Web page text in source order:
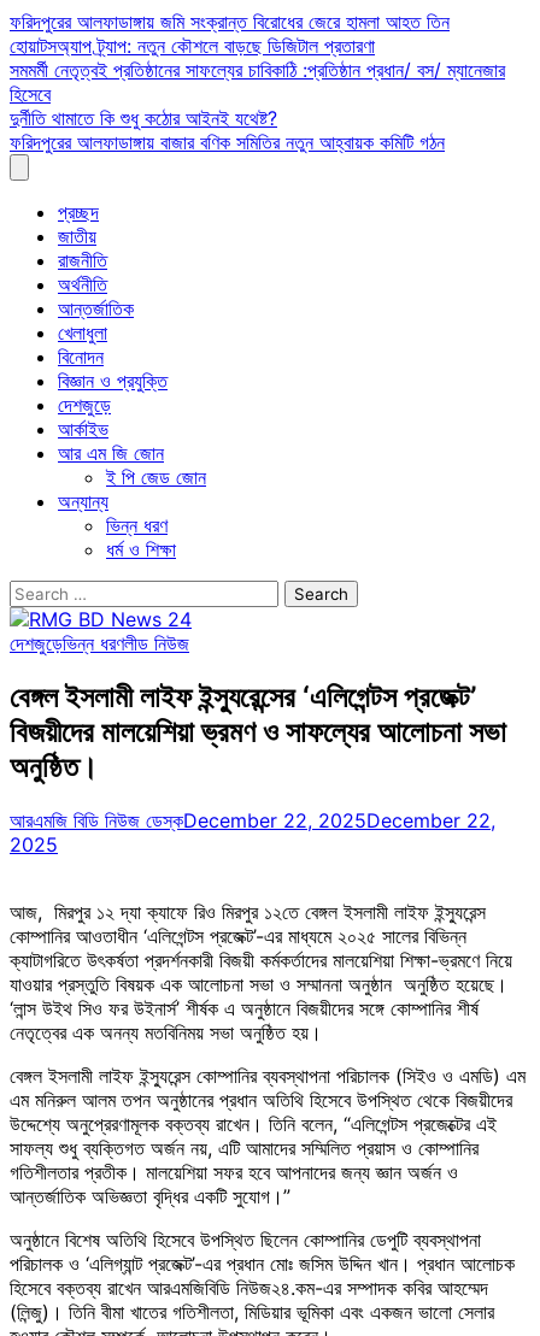
Skip
to
content
ফরিদপুরের আলফাডাঙ্গায় জমি সংক্রান্ত বিরোধের জেরে হামলা আহত তিন
হোয়াটসঅ্যাপ ট্র্যাপ: নতুন কৌশলে বাড়ছে ডিজিটাল প্রতারণা
সমমর্মী নেতৃত্বই প্রতিষ্ঠানের সাফল্যের চাবিকাঠি :প্রতিষ্ঠান প্রধান/ বস/ ম্যানেজার
হিসেবে
দুর্নীতি থামাতে কি শুধু কঠোর আইনই যথেষ্ট?
ফরিদপুরের আলফাডাঙ্গায় বাজার বণিক সমিতির নতুন আহ্বায়ক কমিটি গঠন
প্রচ্ছদ
জাতীয়
রাজনীতি
অর্থনীতি
আন্তর্জাতিক
খেলাধুলা
বিনোদন
বিজ্ঞান ও প্রযুক্তি
দেশজুড়ে
আর্কাইভ
আর এম জি জোন
ই পি জেড জোন
অন্যান্য
ভিন্ন ধরণ
ধর্ম ও শিক্ষা
Search
for:
দেশজুড়েভিন্ন ধরণলীড নিউজ
বেঙ্গল ইসলামী লাইফ ইন্স্যুরেন্সের ‘এলিগেন্টস প্রজেক্ট’
বিজয়ীদের মালয়েশিয়া ভ্রমণ ও সাফল্যের আলোচনা সভা
অনুষ্ঠিত।
আরএমজি বিডি নিউজ ডেস্কDecember 22, 2025December 22,
2025
আজ, মিরপুর ১২ দ্যা ক্যাফে রিও মিরপুর ১২তে বেঙ্গল ইসলামী লাইফ ইন্স্যুরেন্স
কোম্পানির আওতাধীন ‘এলিগেন্টস প্রজেক্ট’-এর মাধ্যমে ২০২৫ সালের বিভিন্ন
ক্যাটাগরিতে উৎকর্ষতা প্রদর্শনকারী বিজয়ী কর্মকর্তাদের মালয়েশিয়া শিক্ষা-ভ্রমণে নিয়ে
যাওয়ার প্রস্তুতি বিষয়ক এক আলোচনা সভা ও সম্মাননা অনুষ্ঠান অনুষ্ঠিত হয়েছে।
‘লান্স উইথ সিও ফর উইনার্স’ শীর্ষক এ অনুষ্ঠানে বিজয়ীদের সঙ্গে কোম্পানির শীর্ষ
নেতৃত্বের এক অনন্য মতবিনিময় সভা অনুষ্ঠিত হয়।
বেঙ্গল ইসলামী লাইফ ইন্স্যুরেন্স কোম্পানির ব্যবস্থাপনা পরিচালক (সিইও ও এমডি) এম
এম মনিরুল আলম তপন অনুষ্ঠানের প্রধান অতিথি হিসেবে উপস্থিত থেকে বিজয়ীদের
উদ্দেশ্যে অনুপ্রেরণামূলক বক্তব্য রাখেন। তিনি বলেন, “এলিগেন্টস প্রজেক্টের এই
সাফল্য শুধু ব্যক্তিগত অর্জন নয়, এটি আমাদের সম্মিলিত প্রয়াস ও কোম্পানির
গতিশীলতার প্রতীক। মালয়েশিয়া সফর হবে আপনাদের জন্য জ্ঞান অর্জন ও
আন্তর্জাতিক অভিজ্ঞতা বৃদ্ধির একটি সুযোগ।”
অনুষ্ঠানে বিশেষ অতিথি হিসেবে উপস্থিত ছিলেন কোম্পানির ডেপুটি ব্যবস্থাপনা
পরিচালক ও ‘এলিগ্যান্ট প্রজেক্ট’-এর প্রধান মোঃ জসিম উদ্দিন খান। প্রধান আলোচক
হিসেবে বক্তব্য রাখেন আরএমজিবিডি নিউজ২৪.কম-এর সম্পাদক কবির আহম্মেদ
(লিন্জু)। তিনি বীমা খাতের গতিশীলতা, মিডিয়ার ভূমিকা এবং একজন ভালো সেলার